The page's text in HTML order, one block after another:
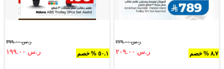
٨.٧ % خصم
ر.س ٢٢٩.٠٠
ر.س ٢٠٩.٠٠ ٥٠.١ % خصم
ر.س ٣٩٩.٠٠
ر.س ١٩٩.٠٠